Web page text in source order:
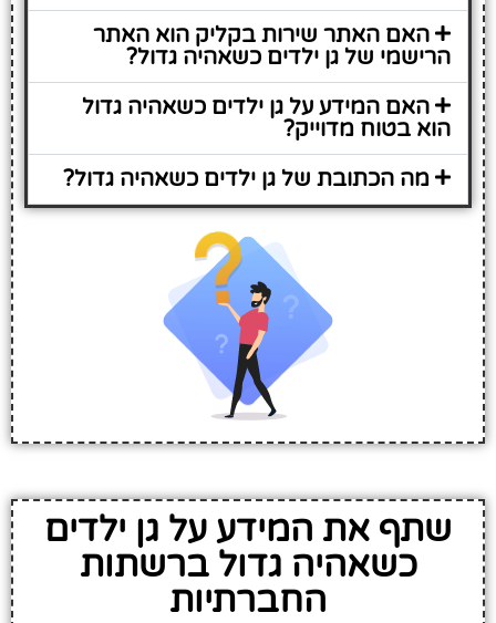
האם האתר שירות בקליק הוא האתר
הרישמי של גן ילדים כשאהיה גדול?
האם המידע על גן ילדים כשאהיה גדול
הוא בטוח מדוייק?
מה הכתובת של גן ילדים כשאהיה גדול?
שתף את המידע על גן ילדים
כשאהיה גדול ברשתות
החברתיות